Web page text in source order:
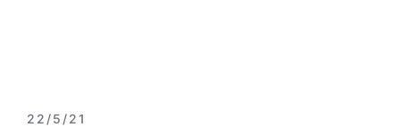
22/5/21